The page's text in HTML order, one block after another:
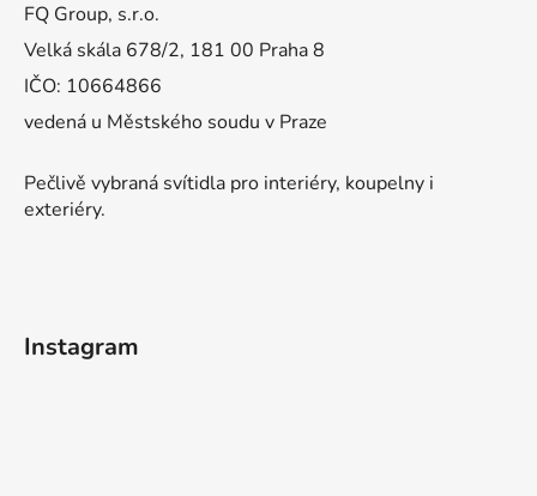
FQ Group, s.r.o.
Velká skála 678/2, 181 00 Praha 8
IČO: 10664866
vedená u Městského soudu v Praze
Pečlivě vybraná svítidla pro interiéry, koupelny i
exteriéry.
Instagram